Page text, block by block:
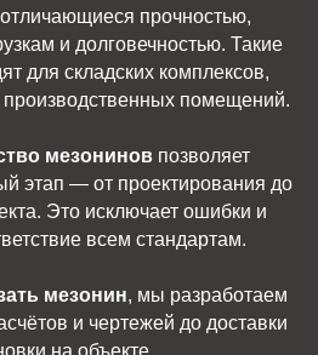
прочностью,
и долговечностью. Такие
для складских комплексов,
помещений.
мезониновпозволяет
этап — от проектирования до
Это исключает ошибки и
всем стандартам.
мезонин, мы разработаем
и чертежей до доставки
на объекте.